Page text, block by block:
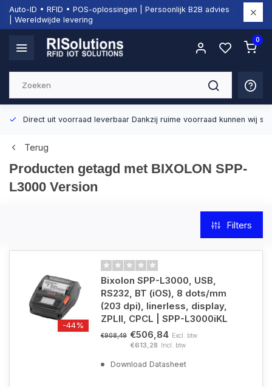
Auto-ID • RFID • POS-oplossingen | Persoonlijk B2B advies
| Wereldwijde levering
0
Direct uit voorraad leverbaar Dankzij ruime voorraad kunnen wij
Terug
Producten getagd met BIXOLON SPP-
L3000 Version
Filters
-44%
Bixolon SPP-L3000, USB,
RS232, BT (iOS), 8 dots/mm
(203 dpi), linerless, display,
ZPLII, CPCL | SPP-L3000iKL
€908,49 €506,84 Excl. btw
€613,28 Incl. btw
Download Datasheet